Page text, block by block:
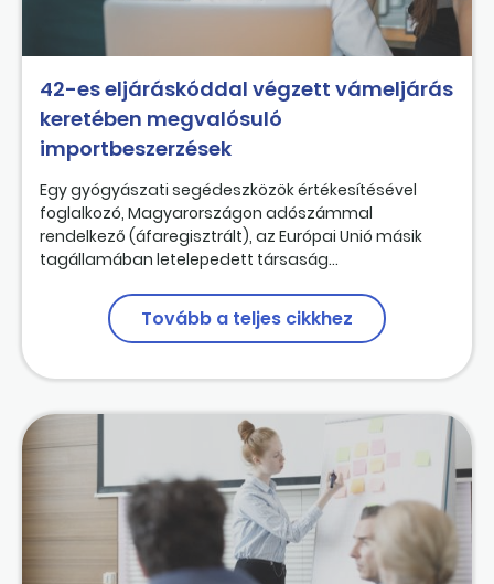
42-es eljáráskóddal végzett vámeljárás
keretében megvalósuló
importbeszerzések
Egy gyógyászati segédeszközök értékesítésével
foglalkozó, Magyarországon adószámmal
rendelkező (áfaregisztrált), az Európai Unió másik
tagállamában letelepedett társaság...
Tovább a teljes cikkhez